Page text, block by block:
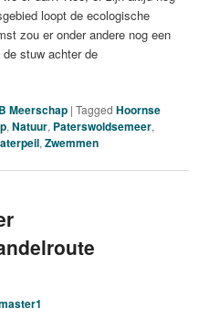
loopt de ecologische
zou er onder andere nog een
stuw achter de
Meerschap |Tagged Hoornse
,Natuur, Paterswoldsemeer,
,Zwemmen